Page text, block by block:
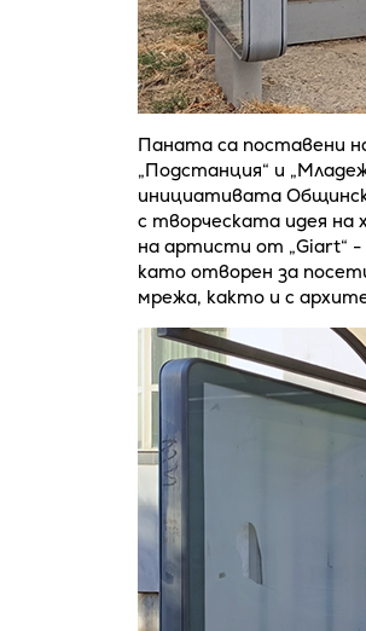
Паната са поставени
„Подстанция“ и
инициативата
с творческата идея
на артисти от „Giart“ -
като отворен за
мрежа, както и с